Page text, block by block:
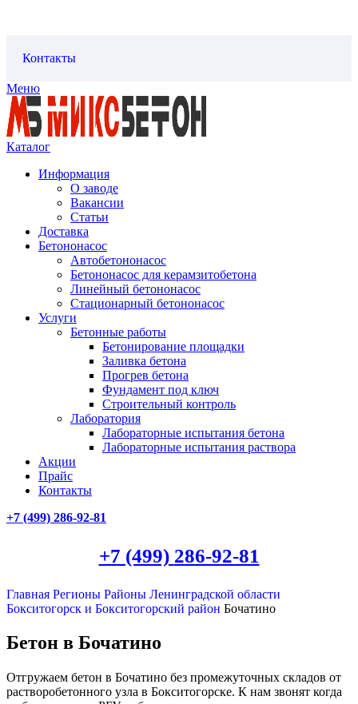
Контакты
Меню
Каталог
Информация
О заводе
Вакансии
Статьи
Доставка
Бетононасос
Автобетононасос
Бетононасос для керамзитобетона
Линейный бетононасос
Стационарный бетононасос
Услуги
Бетонные работы
Бетонирование площадки
Заливка бетона
Прогрев бетона
Фундамент под ключ
Строительный контроль
Лаборатория
Лабораторные испытания бетона
Лабораторные испытания раствора
Акции
Прайс
Контакты
+7 (499) 286-92-81
+7 (499) 286-92-81
Главная Регионы Районы Ленинградской области
Бокситогорск и Бокситогорский район Бочатино
Бетон в Бочатино
Отгружаем бетон в Бочатино без промежуточных складов от
растворобетонного узла в Бокситогорске. К нам звонят когда